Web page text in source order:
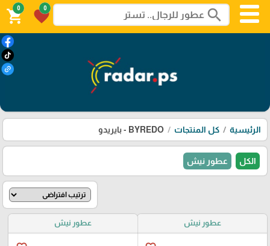
search
0
favorite
0
shopping_cart
الرئيسية كل المنتجات BYREDO - بايريدو
الكل عطور نيش
عطور نيش عطور نيش